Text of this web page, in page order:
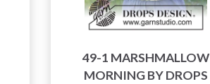
49-1 MARSHMALLOW
MORNING BY DROPS